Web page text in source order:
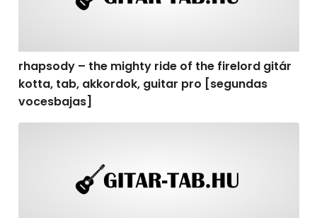
rhapsody – the mighty ride of the firelord gitár
kotta, tab, akkordok, guitar pro [segundas
vocesbajas]